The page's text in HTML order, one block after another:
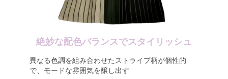
絶妙な配色バランスでスタイリッシュ
異なる色調を組み合わせたストライプ柄が個性的
で、モードな雰囲気を醸し出す